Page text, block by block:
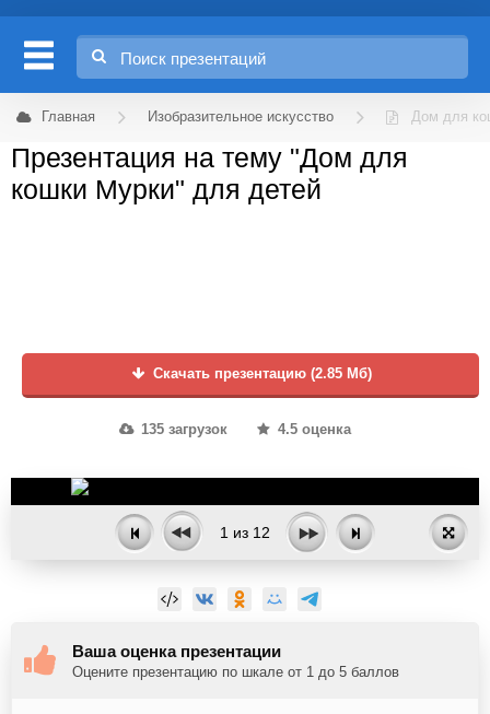
Главная Изобразительное искусство Дом для
Презентация на тему "Дом для
кошки Мурки" для детей
Скачать презентацию (2.85 Мб)
135 загрузок 4.5 оценка
1 из 12
Ваша оценка презентации
Оцените презентацию по шкале от 1 до 5 баллов